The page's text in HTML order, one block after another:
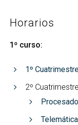
Horarios
1º curso:
1º
2º Cuatrimestre
Telemática